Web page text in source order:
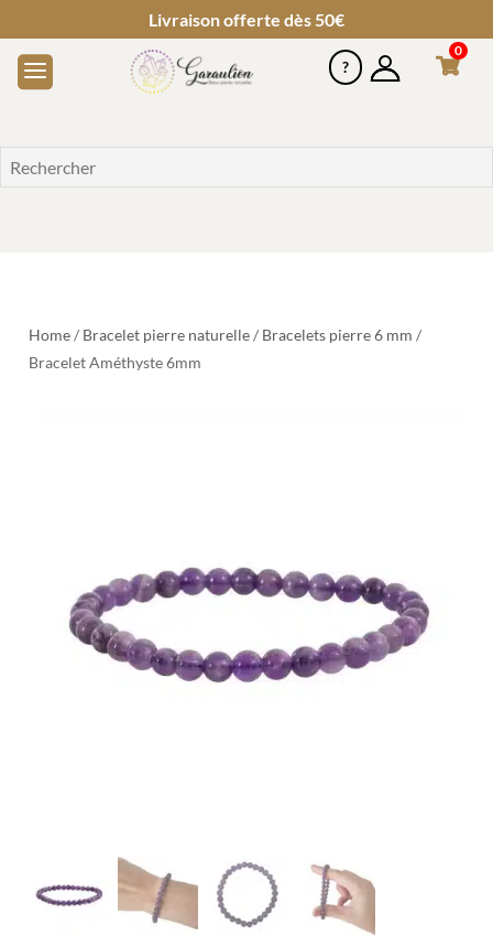
Livraison offerte dès 50€
0
Home/ Bracelet pierre naturelle/ Bracelets pierre 6 mm /
Bracelet Améthyste 6mm